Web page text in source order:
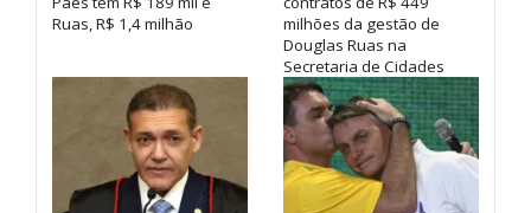
Ruas, R$ 1,4 milhão
milhões da gestão de
Douglas Ruas na
Secretaria de Cidades